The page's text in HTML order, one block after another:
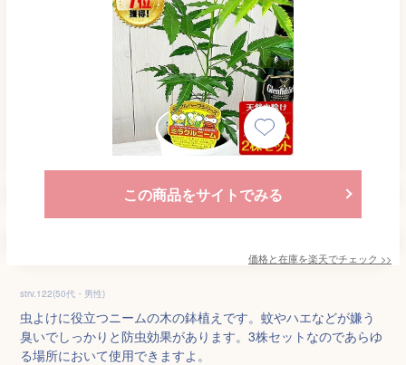
この商品をサイトでみる
価格と在庫を楽天でチェック >>
strv.122(50代・男性)
虫よけに役立つニームの木の鉢植えです。蚊やハエなどが嫌う
臭いでしっかりと防虫効果があります。3株セットなのであらゆ
る場所において使用できますよ。